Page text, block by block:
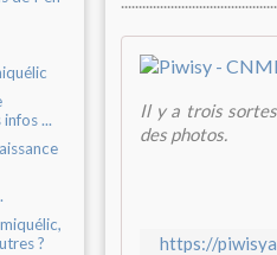
...
?
Il y a trois
des photos.
https://